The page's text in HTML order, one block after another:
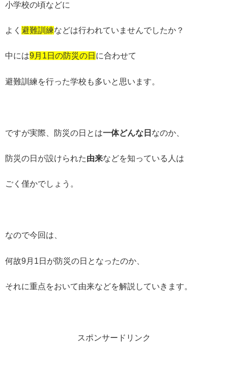
小学校の頃などに
よく 避難訓練などは行われていませんでしたか？
中には9月1日の防災の日 に合わせて
避難訓練を行った学校も多いと思います。
ですが実際、防災の日とは一体どんな日 なのか、
防災の日が設けられた由来などを知っている人は
ごく僅かでしょう。
なので今回は、
何故9月1日が防災の日となったのか、
それに重点をおいて由来などを解説していきます。
スポンサードリンク